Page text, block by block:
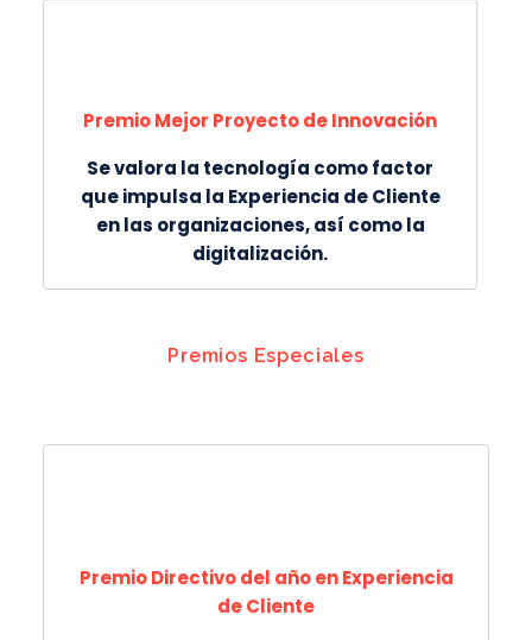
Premio Mejor Proyecto de Innovación
Se valora la tecnología como factor
que impulsa la Experiencia de Cliente
en las organizaciones, así como la
digitalización.
Premios Especiales
Premio Directivo del año en Experiencia
de Cliente